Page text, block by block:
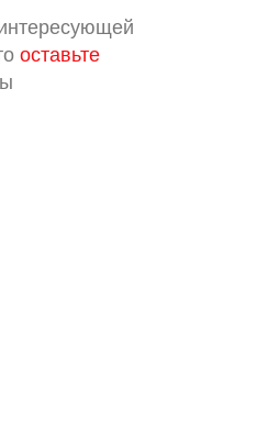
оставьте